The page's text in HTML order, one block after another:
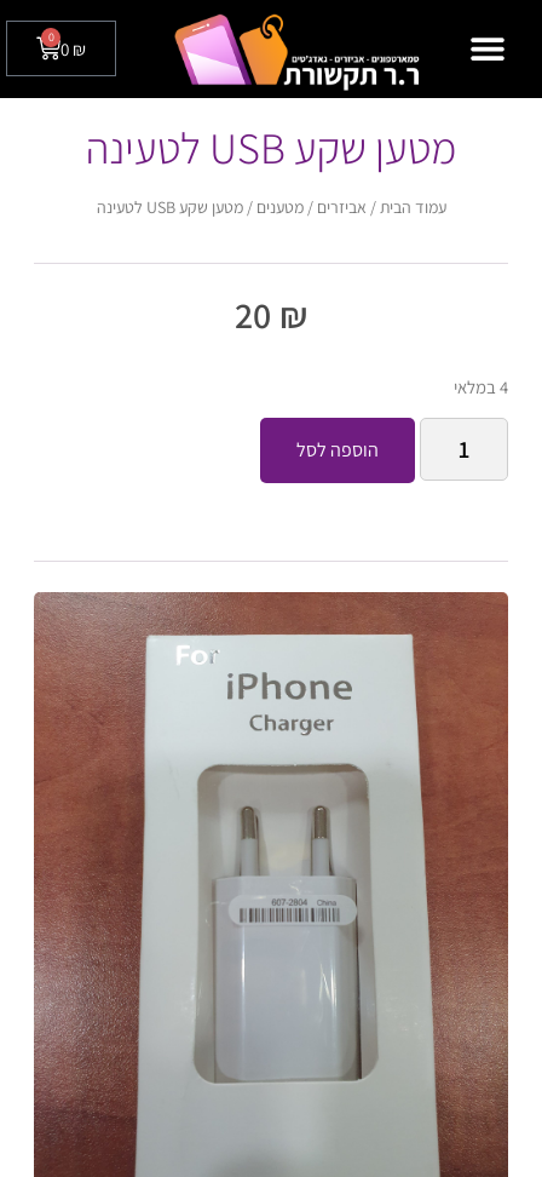
0 ₪
0
מטען שקע USB לטעינה
עמוד הבית / אביזרים /מטענים / מטען שקע USB לטעינה
20 ₪
4 במלאי
הוספה לסל